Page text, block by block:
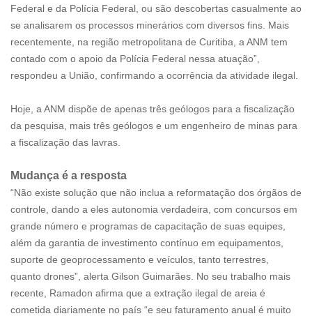
Federal e da Polícia Federal, ou são descobertas casualmente ao
se analisarem os processos minerários com diversos fins. Mais
recentemente, na região metropolitana de Curitiba, a ANM tem
contado com o apoio da Polícia Federal nessa atuação”,
respondeu a União, confirmando a ocorrência da atividade ilegal.
Hoje, a ANM dispõe de apenas três geólogos para a fiscalização
da pesquisa, mais três geólogos e um engenheiro de minas para
a fiscalização das lavras.
Mudança é a resposta
“Não existe solução que não inclua a reformatação dos órgãos de
controle, dando a eles autonomia verdadeira, com concursos em
grande número e programas de capacitação de suas equipes,
além da garantia de investimento contínuo em equipamentos,
suporte de geoprocessamento e veículos, tanto terrestres,
quanto drones”, alerta Gilson Guimarães. No seu trabalho mais
recente, Ramadon afirma que a extração ilegal de areia é
cometida diariamente no país “e seu faturamento anual é muito